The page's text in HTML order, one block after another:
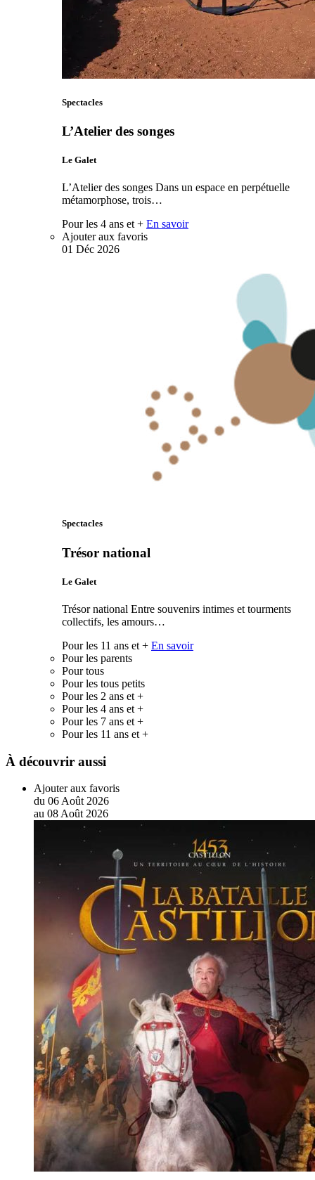
Spectacles
L’Atelier des songes
Le Galet
L’Atelier des songes Dans un espace en perpétuelle
métamorphose, trois…
Pour les 4 ans et + En savoir
Ajouter aux favoris
01 Déc 2026
Spectacles
Trésor national
Le Galet
Trésor national Entre souvenirs intimes et tourments
collectifs, les amours…
Pour les 11 ans et + En savoir
Pour les parents
Pour tous
Pour les tous petits
Pour les 2 ans et +
Pour les 4 ans et +
Pour les 7 ans et +
Pour les 11 ans et +
À découvrir aussi
Ajouter aux favoris
du 06 Août 2026
au 08 Août 2026